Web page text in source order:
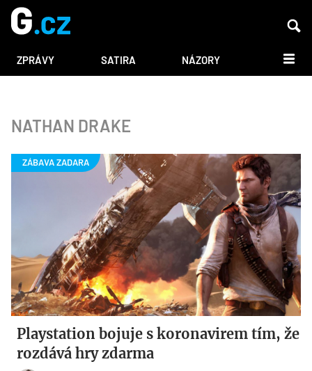
ZPRÁVY SATIRA NÁZORY DALŠÍ
NATHAN DRAKE
Playstation bojuje s koronavirem tím, že
rozdává hry zdarma